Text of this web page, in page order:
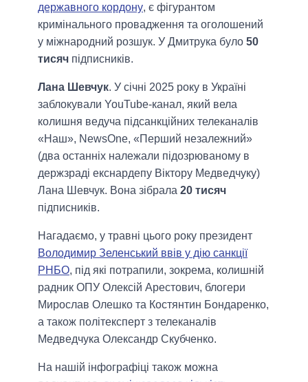
державного кордону, є фігурантом
кримінального провадження та оголошений
у міжнародний розшук. У Дмитрука було 50
тисяч підписників.
Лана Шевчук. У січні 2025 року в Україні
заблокували YouTube-канал, який вела
колишня ведуча підсанкційних телеканалів
«Наш», NewsOne, «Перший незалежний»
(два останніх належали підозрюваному в
держзраді екснардепу Віктору Медведчуку)
Лана Шевчук. Вона зібрала 20 тисяч
підписників.
Нагадаємо, у травні цього року президент
Володимир Зеленський ввів у дію санкції
РНБО, під які потрапили, зокрема, колишній
радник ОПУ Олексій Арестович, блогери
Мирослав Олешко та Костянтин Бондаренко,
а також політексперт з телеканалів
Медведчука Олександр Скубченко.
На нашій інфографіці також можна